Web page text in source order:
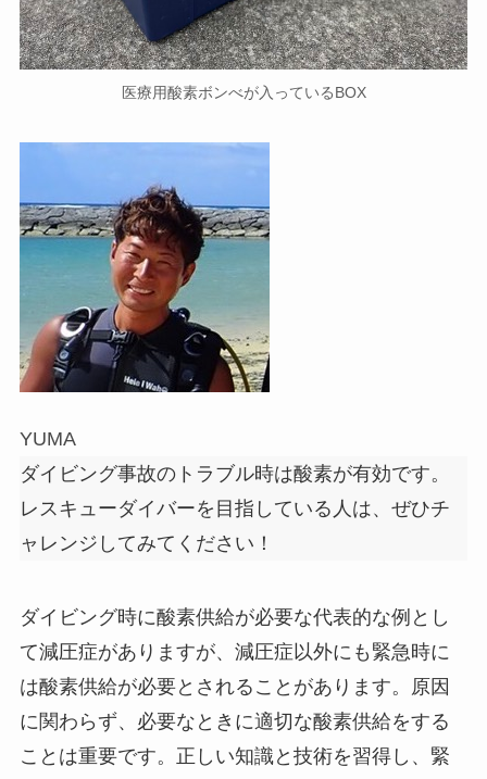
医療用酸素ボンべが入っているBOX
YUMA
ダイビング事故のトラブル時は酸素が有効です。
レスキューダイバーを目指している人は、ぜひチ
ャレンジしてみてください！
ダイビング時に酸素供給が必要な代表的な例とし
て減圧症がありますが、減圧症以外にも緊急時に
は酸素供給が必要とされることがあります。原因
に関わらず、必要なときに適切な酸素供給をする
ことは重要です。正しい知識と技術を習得し、緊